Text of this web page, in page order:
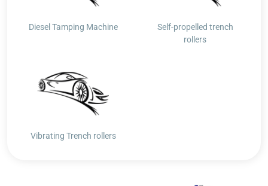
Diesel Tamping Machine
Self-propelled trench
rollers
Vibrating Trench rollers